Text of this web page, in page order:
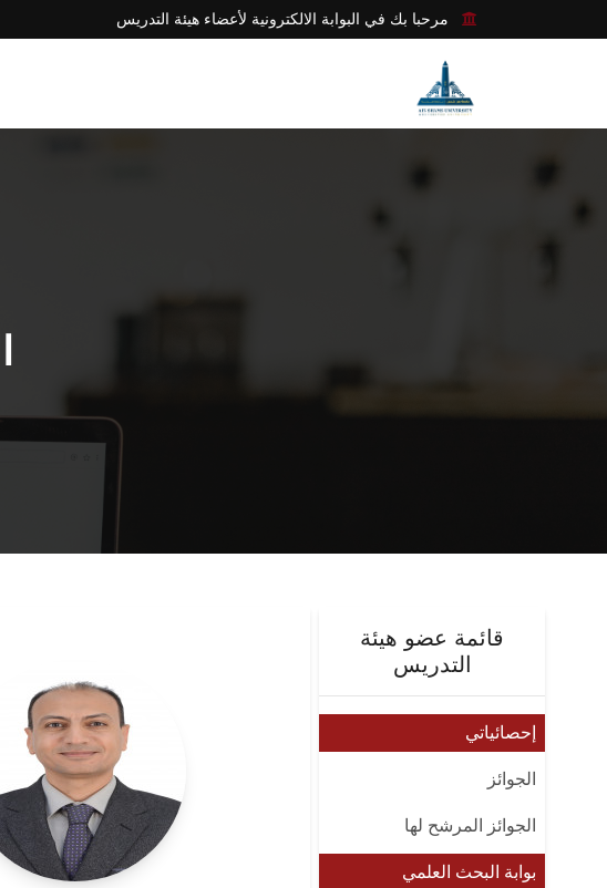
مرحبا بك في البوابة الالكترونية لأعضاء هيئة التدريس
قائمة عضو هيئة
التدريس
إحصائياتي
الجوائز
الجوائز المرشح لها
بوابة البحث العلمي